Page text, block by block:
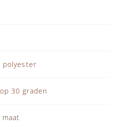
polyester
30 graden